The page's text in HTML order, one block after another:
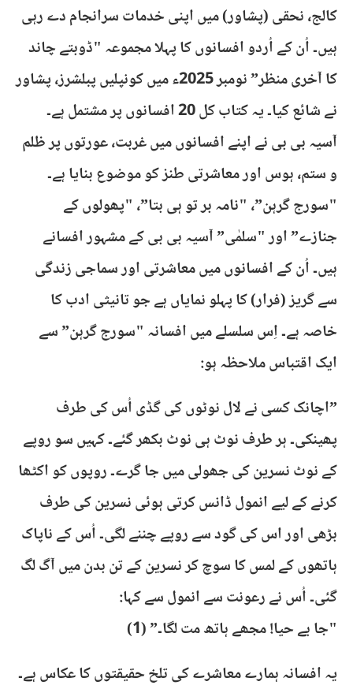
کالج، نحقی (پشاور) میں اپنی خدمات سرانجام دے رہی
ہیں۔ اُن کے اُردو افسانوں کا پہلا مجموعہ "ڈوبتے چاند
کا آخری منظر” نومبر 2025ء میں کونپلیں پبلشرز، پشاور
نے شائع کیا۔ یہ کتاب کل 20 افسانوں پر مشتمل ہے۔
​آسیہ بی بی نے اپنے افسانوں میں غربت، عورتوں پر ظلم
و ستم، ہوس اور معاشرتی طنز کو موضوع بنایا ہے۔
"سورج گرہن”، "نامہ بر تو ہی بتا”، "پھولوں کے
جنازے” اور "سلمٰی” آسیہ بی بی کے مشہور افسانے
ہیں۔ اُن کے افسانوں میں معاشرتی اور سماجی زندگی
سے گریز (فرار) کا پہلو نمایاں ہے جو تانیثی ادب کا
خاصہ ہے۔ اِس سلسلے میں افسانہ "سورج گرہن” سے
ایک اقتباس ملاحظہ ہو:
​”اچانک کسی نے لال نوٹوں کی گڈی اُس کی طرف
پھینکی۔ ہر طرف نوٹ ہی نوٹ بکھر گئے۔ کہیں سو روپے
کے نوٹ نسرین کی جھولی میں جا گرے۔ روپوں کو اکٹھا
کرنے کے لیے انمول ڈانس کرتی ہوئی نسرین کی طرف
بڑھی اور اس کی گود سے روپے چننے لگی۔ اُس کے ناپاک
ہاتھوں کے لمس کا سوچ کر نسرین کے تن بدن میں آگ لگ
گئی۔ اُس نے رعونت سے انمول سے کہا:
"جا بے حیا! مجھے ہاتھ مت لگا۔” (1)
​یہ افسانہ ہمارے معاشرے کی تلخ حقیقتوں کا عکاس ہے۔